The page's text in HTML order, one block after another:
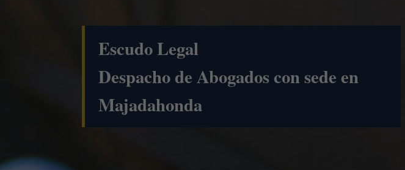
Escudo Legal
Despacho de Abogados con sede en
Majadahonda